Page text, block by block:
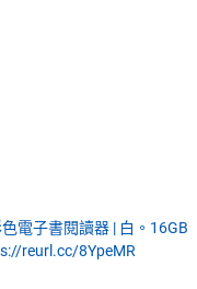
電子書閱讀器 | 白。16GB
reurl.cc/8YpeMR